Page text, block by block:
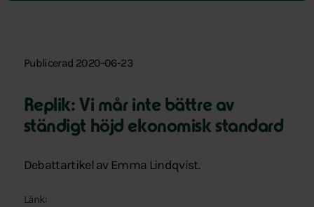
Publicerad 2020-06-23
Replik: Vi mår inte bättre av
ständigt höjd ekonomisk standard
Debattartikel av Emma Lindqvist.
Länk: